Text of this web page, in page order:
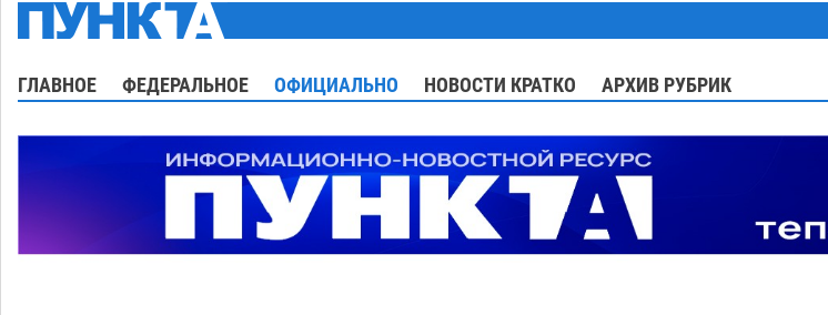
ГЛАВНОЕ ФЕДЕРАЛЬНОЕ ОФИЦИАЛЬНО НОВОСТИ КРАТКО АРХИВ РУБРИК